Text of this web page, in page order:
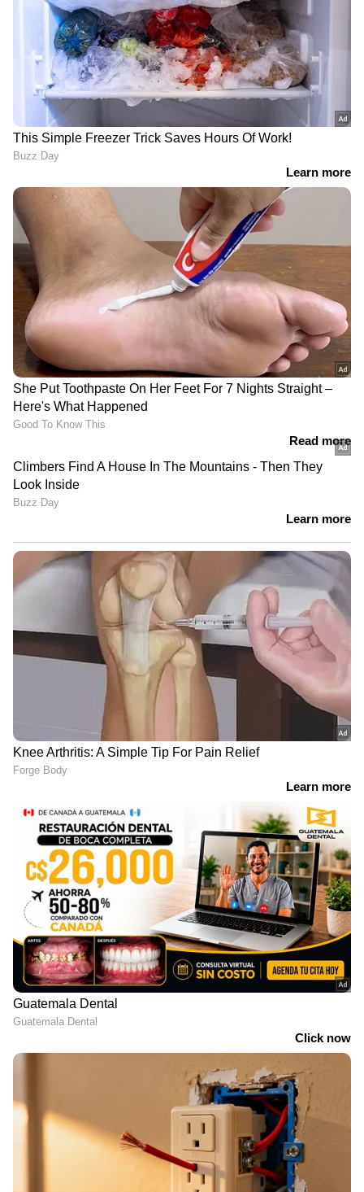
പമ്പയിൽ നിന്ന് മണൽ
വാരുമെന്ന പ്രഖ്യാപനം
റാന്നിയിലടക്കമുള്ള
വെള്ളപ്പൊക്ക ഭീഷണിക്ക്
ശാശ്വത പരിഹാരമാണെന്ന്
പഴകുളം മധു
മാലിന്യം തള്ളുന്നവർ
സ്ക്വാഡിൻ്റെ പിടിയിൽ
വീഴും, തിരുവനന്തപുരം
വിമാനത്താവള പരിസരത്ത്
24 മണിക്കൂറും നിരീക്ഷണം
തോട്ടപ്പള്ളി സ്പില്‍വേയിൽ
മാലിന്യനീക്കം തുടങ്ങി;
ദേശീയപാതയിൽ വൻ
ഗതാഗതക്കുരുക്ക്
അവസാന സിഗ്നൽ
മൈസൂരുവിൽ നിന്ന്,
കാസർകോട്
പൊലീസുകാരനെ
കാണാതായി
LATEST VIDEOS
കുന്നിറങ്ങാൻ കിലോമീറ്ററോളം
നടക്കണം; ജോസ്​ഗിരി
പൂർണമായും ഒറ്റപ്പെട്ടു
ദുരിതാശ്വാസ ക്യാമ്പുകൾ
നിറഞ്ഞതോടെ വെളളം കയറിയ
മേൽപ്പാടത്തെ കുടുംബങ്ങൾ